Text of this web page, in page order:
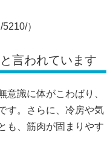
）
言われています
意識に体がこわばり、
す。さらに、冷房や気
も、筋肉が固まりやす